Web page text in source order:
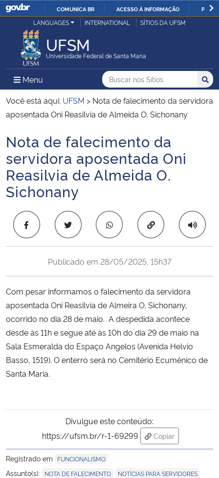
IR
COMUNICA BR ACESSO À INFORMAÇÃO
Ministério da Justiça e Segurança Pública
Ministério da Defesa
Ministério das Relações Exteriores
Ministério da Infraestrutura
Ministério da Agricultura, Pecuária e Abastecimento
Ministério da Cidadania
Ministério de Minas e Energia
Ministério da Ciência, Tecnologia, Inovações e Comunicações
Ministério do Meio Ambiente
Ministério do Turismo
Controladoria-Geral da União
Ministério da Mulher, da Família e dos Direitos Humanos
Secretaria-Geral
LANGUAGES INTERNATIONAL SÍTIOS DA UFSM
UFSM
Universidade Federal de Santa Maria
Menu Menu Principal do Sítio
Busca
Buscar no nos Sítios
Busca:
Você está aqui: UFSM > Nota de falecimento da servidora
aposentada Oni Reasilvia de Almeida O. Sichonany
Início do conteúdo
Nota de falecimento da
servidora aposentada Oni
Reasilvia de Almeida O.
Sichonany
Copiar para área
Publicado em 28/05/2025, 15h37
Com pesar informamos o falecimento da servidora
aposentada Oni Reasilvia de Almeira O. Sichonany,
ocorrido no dia 28 de maio. A despedida acontece
desde às 11h e segue até às 10h do dia 29 de maio na
Sala Esmeralda do Espaço Angelos (Avenida Helvio
Basso, 1519). O enterro será no Cemitério Ecumênico de
Santa Maria.
Divulgue este conteúdo:
https://ufsm.br/r-1-69299
Copiar
para área de
Registrado em
FUNCIONALISMO
Assunto(s): NOTA DE FALECIMENTO NOTÍCIAS PARA SERVIDORES